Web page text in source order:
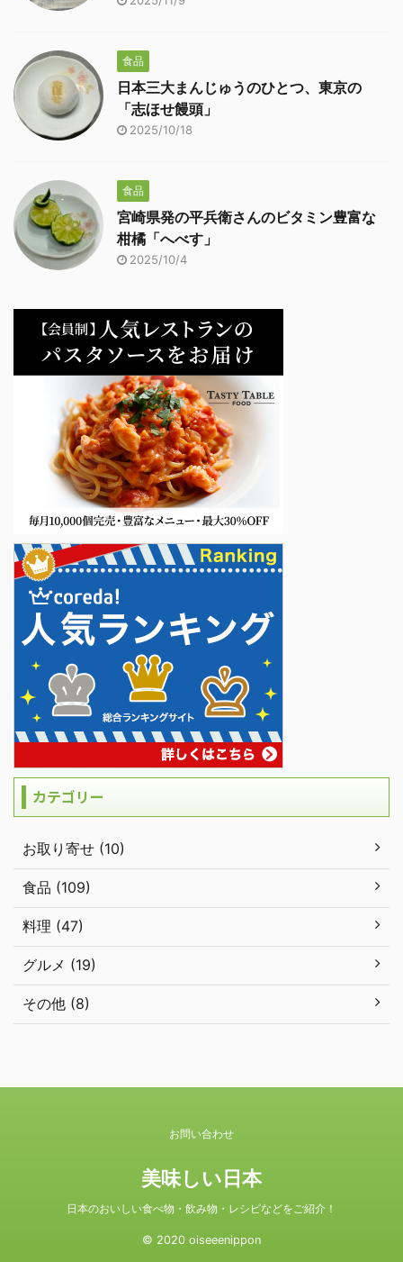
食品
日本三大まんじゅうのひとつ、東京の
「志ほせ饅頭」
2025/10/18
食品
宮崎県発の平兵衛さんのビタミン豊富な
柑橘「へべす」
2025/10/4
カテゴリー
お取り寄せ (10)
食品 (109)
料理 (47)
グルメ (19)
その他 (8)
お問い合わせ
美味しい日本
日本のおいしい食べ物・飲み物・レシピなどをご紹介！
© 2020 oiseeenippon